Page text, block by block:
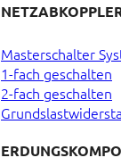
Masterschalter
1-fach geschalten
2-fach geschalten